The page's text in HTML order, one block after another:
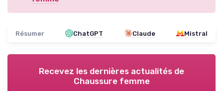
Résumer ChatGPT Claude Mistral
Recevez les dernières actualités de
Chaussure femme